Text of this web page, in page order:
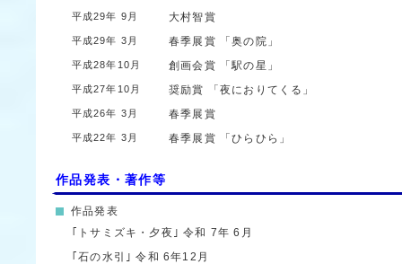
平成29年 9月 大村智賞
平成29年 3月 春季展賞 「奥の院」
平成28年10月 創画会賞 「駅の星」
平成27年10月 奨励賞 「夜におりてくる」
平成26年 3月 春季展賞
平成22年 3月 春季展賞 「ひらひら」
作品発表・著作等
作品発表
｢トサミズキ・夕夜｣令和 7年 6月
｢石の水引｣令和 6年12月